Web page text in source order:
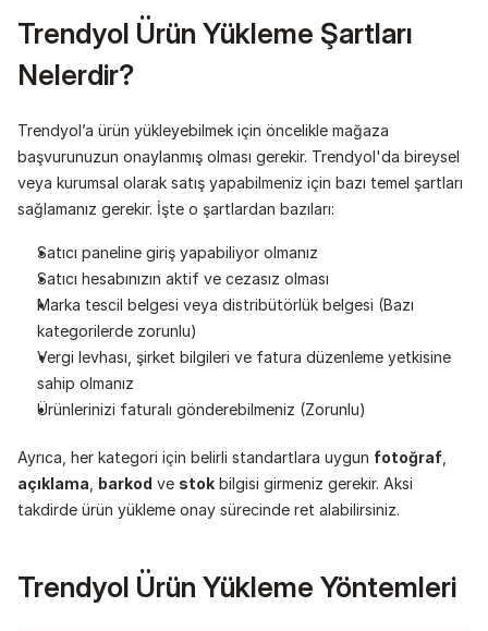
Trendyol Ürün Yükleme Şartları
Nelerdir?
Trendyol’a ürün yükleyebilmek için öncelikle mağaza
başvurunuzun onaylanmış olması gerekir. Trendyol'da bireysel
veya kurumsal olarak satış yapabilmeniz için bazı temel şartları
sağlamanız gerekir. İşte o şartlardan bazıları:
Satıcı paneline giriş yapabiliyor olmanız
Satıcı hesabınızın aktif ve cezasız olması
Marka tescil belgesi veya distribütörlük belgesi (Bazı
kategorilerde zorunlu)
Vergi levhası, şirket bilgileri ve fatura düzenleme yetkisine
sahip olmanız
Ürünlerinizi faturalı gönderebilmeniz (Zorunlu)
Ayrıca, her kategori için belirli standartlara uygun fotoğraf
açıklama barkod ve stok bilgisi girmeniz gerekir. Aksi
takdirde ürün yükleme onay sürecinde ret alabilirsiniz.
Trendyol Ürün Yükleme Yöntemleri